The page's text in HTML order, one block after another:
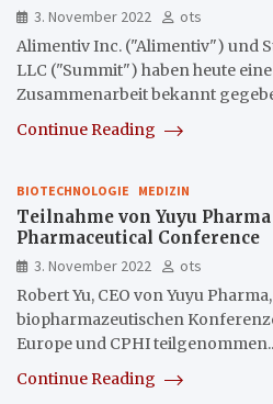
3. November 2022
ots
Alimentiv Inc. ("Alimentiv") und
LLC ("Summit") haben heute
Zusammenarbeit bekannt
Continue Reading
BIOTECHNOLOGIE MEDIZIN
Teilnahme von Yuyu
Pharmaceutical Conference
3. November 2022
ots
Robert Yu, CEO von Yuyu
biopharmazeutischen
Europe und CPHI
Continue Reading